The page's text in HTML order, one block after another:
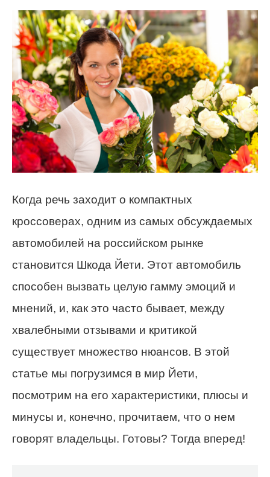
Когда речь заходит о компактных
кроссоверах, одним из самых обсуждаемых
автомобилей на российском рынке
становится Шкода Йети. Этот автомобиль
способен вызвать целую гамму эмоций и
мнений, и, как это часто бывает, между
хвалебными отзывами и критикой
существует множество нюансов. В этой
статье мы погрузимся в мир Йети,
посмотрим на его характеристики, плюсы и
минусы и, конечно, прочитаем, что о нем
говорят владельцы. Готовы? Тогда вперед!